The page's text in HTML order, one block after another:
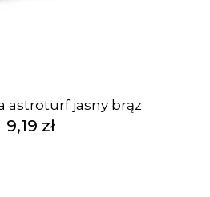
astroturf jasny brąz
9,19 zł